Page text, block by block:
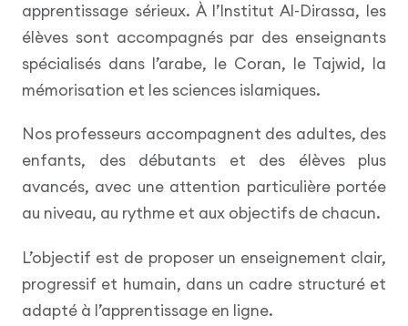
apprentissage sérieux. À l’Institut Al-Dirassa, les
élèves sont accompagnés par des enseignants
spécialisés dans l’arabe, le Coran, le Tajwid, la
mémorisation et les sciences islamiques.
Nos professeurs accompagnent des adultes, des
enfants, des débutants et des élèves plus
avancés, avec une attention particulière portée
au niveau, au rythme et aux objectifs de chacun.
L’objectif est de proposer un enseignement clair,
progressif et humain, dans un cadre structuré et
adapté à l’apprentissage en ligne.